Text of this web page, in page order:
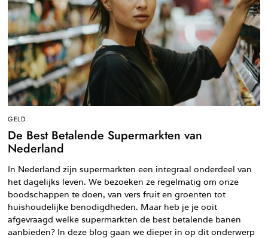
GELD
De Best Betalende Supermarkten van
Nederland
In Nederland zijn supermarkten een integraal onderdeel van
het dagelijks leven. We bezoeken ze regelmatig om onze
boodschappen te doen, van vers fruit en groenten tot
huishoudelijke benodigdheden. Maar heb je je ooit
afgevraagd welke supermarkten de best betalende banen
aanbieden? In deze blog gaan we dieper in op dit onderwerp